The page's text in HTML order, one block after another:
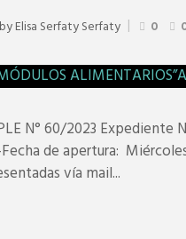
byElisa Serfaty Serfaty 0
N° 60/2023 Expediente
de apertura:
vía mail...